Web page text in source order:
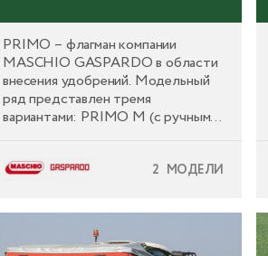
PRIMO – флагман компании
MASCHIO GASPARDO в области
внесения удобрений. Модельный
ряд представлен тремя
вариантами: PRIMO M (с ручным
электронным управлением
электронным управлением
распределением и непрерывным
взвешиванием).
2 МОДЕЛИ